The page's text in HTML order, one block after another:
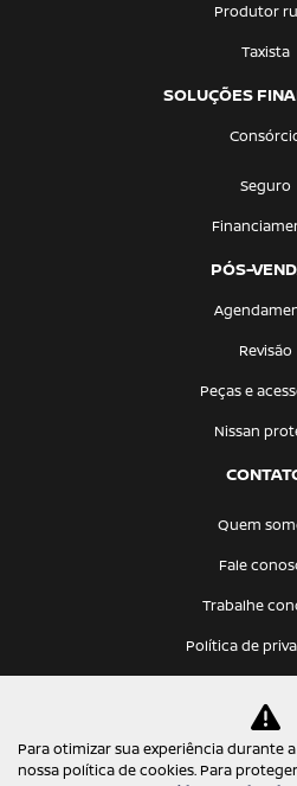
Produtor
Taxista
SOLUÇÕES
Seguro
PÓS-
Revisão
Peças e
Nissan
Quem
Fale
Trabalhe
Política de
KATANA
12.275.766/
Para otimizar sua experiência durante
nossa política de cookies. Para